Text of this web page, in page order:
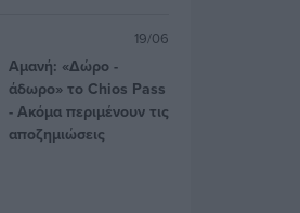
19/06
Αμανή: «Δώρο -
άδωρο» το Chios Pass
- Ακόμα περιμένουν τις
αποζημιώσεις